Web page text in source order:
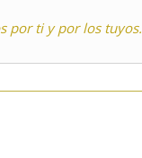
por ti y por los tuyos.